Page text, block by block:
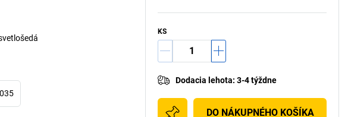
KS
Dodacia lehota: 3-4 týždne
DO NÁKUPNÉHO KOŠÍKA